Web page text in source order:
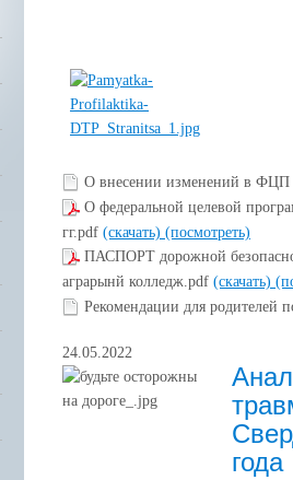
О внесении изменений в ФЦП
О федеральной целевой
гг.pdf (скачать) (посмотреть)
ПАСПОРТ дорожной
аграрынй колледж.pdf (скачать)
Рекомендации для родителей
24.05.2022
года